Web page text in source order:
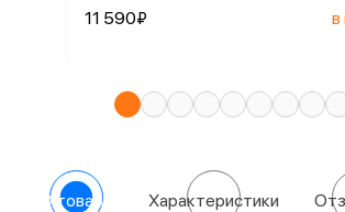
11 590₽
в
О товаре Характеристики